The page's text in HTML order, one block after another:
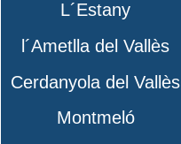
L´Estany
l´Ametlla del Vallès
Cerdanyola del Vallès
Montmeló